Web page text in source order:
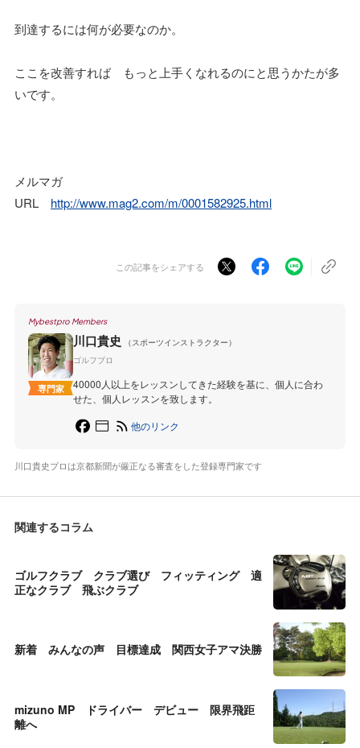
到達するには何が必要なのか。
ここを改善すれば もっと上手くなれるのにと思うかたが多
いです。
メルマガ
URL http://www.mag2.com/m/0001582925.html
この記事をシェアする
Mybestpro Members
専門家
川口貴史
（スポーツインストラクター）
ゴルフプロ
40000人以上をレッスンしてきた経験を基に、個人に合わ
せた、個人レッスンを致します。
他のリンク
川口貴史プロは京都新聞が厳正なる審査をした登録専門家です
関連するコラム
ゴルフクラブ クラブ選び フィッティング 適
正なクラブ 飛ぶクラブ
新着 みんなの声 目標達成 関西女子アマ決勝
mizuno MP ドライバー デビュー 限界飛距
離へ